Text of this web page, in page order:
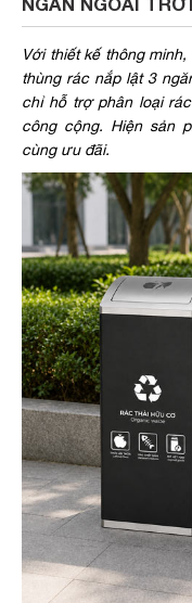
NGĂN NGOÀI TRỜI
Với thiết kế thông
thùng rác nắp lật 3
chỉ hỗ trợ phân loại
công cộng. Hiện sản
cùng ưu đãi.